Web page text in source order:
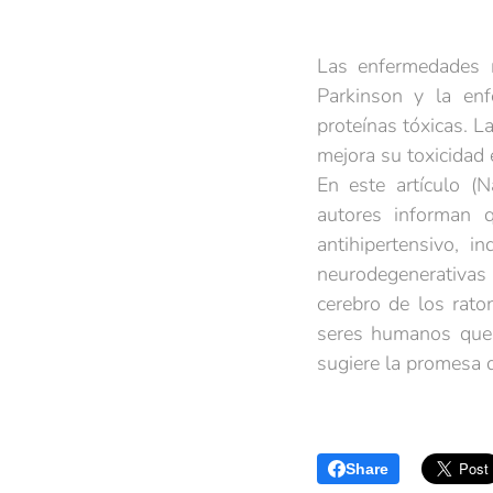
Las
Parkinson y la
proteínas tóxicas.
mejora su toxicidad
En este artículo
autores informan
antihipertensivo,
cerebro de los
seres humanos
sugiere la promesa
Share